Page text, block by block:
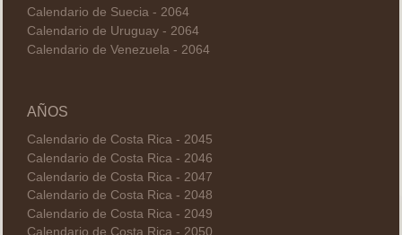
Calendario de Suecia - 2064
Calendario de Uruguay - 2064
Calendario de Venezuela - 2064
AÑOS
Calendario de Costa Rica - 2045
Calendario de Costa Rica - 2046
Calendario de Costa Rica - 2047
Calendario de Costa Rica - 2048
Calendario de Costa Rica - 2049
Calendario de Costa Rica - 2050